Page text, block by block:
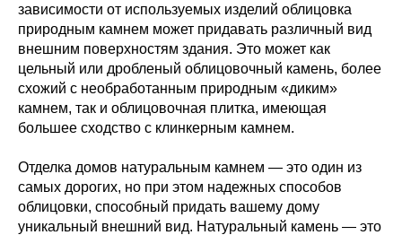
зависимости от используемых изделий облицовка
природным камнем может придавать различный вид
внешним поверхностям здания. Это может как
цельный или дробленый облицовочный камень, более
схожий с необработанным природным «диким»
камнем, так и облицовочная плитка, имеющая
большее сходство с клинкерным камнем.
Отделка домов натуральным камнем — это один из
самых дорогих, но при этом надежных способов
облицовки, способный придать вашему дому
уникальный внешний вид. Натуральный камень — это